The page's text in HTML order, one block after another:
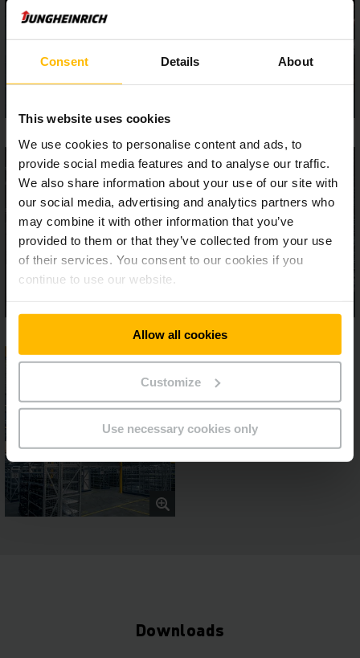
Consent Details About
This website uses cookies
We use cookies to personalise content and ads, to
provide social media features and to analyse our traffic.
We also share information about your use of our site with
our social media, advertising and analytics partners who
may combine it with other information that you’ve
provided to them or that they’ve collected from your use
of their services. You consent to our cookies if you
continue to use our website.
Allow all cookies
Customize
Use necessary cookies only
Downloads